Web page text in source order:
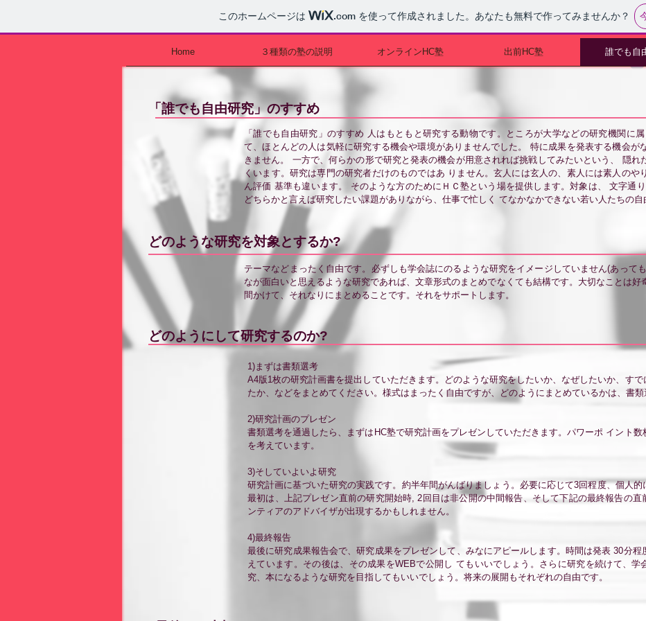
このホームページは .com を使って作成されました。あなたも無料で作ってみませんか？
Home ３種類の塾の説明 オンラインHC塾 出前HC塾 誰でも自
「誰でも自由研究」のすすめ
「誰でも自由研究」のすすめ 人はもともと研究する動物です。ところが大学などの研究機関に
て、ほとんどの人は気軽に研究する機会や環境がありませんでした。 特に成果を発表する機会が
きません。 一方で、何らかの形で研究と発表の機会が用意されれば挑戦してみたいという、 隠れ
くいます。研究は専門の研究者だけのものではあ りません。玄人には玄人の、素人には素人のや
ん評価 基準も違います。 そのような方のためにＨＣ塾という場を提供します。対象は、 文字通り
どちらかと言えば研究したい課題がありながら、仕事で忙しく てなかなかできない若い人たちの自
どのような研究を対象とするか?
テーマなどまったく自由です。必ずしも学会誌にのるような研究をイメージしていません(あって
なが面白いと思えるような研究であれば、文章形式のまとめでなくても結構です。大切なことは好
間かけて、それなりにまとめることです。それをサポートします。
どのようにして研究するのか?
1)まずは書類選考
A4版1枚の研究計画書を提出していただきます。どのような研究をしたいか、なぜしたいか、すで
たか、などをまとめてください。様式はまったく自由ですが、どのようにまとめているかは、書類
2)研究計画のプレゼン
書類選考を通過したら、まずはHC塾で研究計画をプレゼンしていただきます。パワーポ イント数
を考えています。
3)そしていよいよ研究
研究計画に基づいた研究の実践です。約半年間がんばりましょう。必要に応じて3回程度、個人
最初は、上記プレゼン直前の研究開始時, 2回目は非公開の中間報告、そして下記の最終報告の直
ンティアのアドバイザが出現するかもしれません。
4)最終報告
最後に研究成果報告会で、研究成果をプレゼンして、みなにアピールします。時間は発表 30分程
えています。その後は、その成果をWEBで公開し てもいいでしょう。さらに研究を続けて、学
究、本になるような研究を目指してもいいでしょう。将来の展開もそれぞれの自由です。